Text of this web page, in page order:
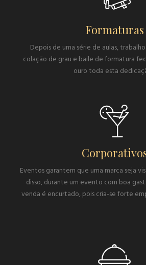
Formaturas
Depois de uma série de aulas,
colação de grau e baile de formatura
ouro toda esta
Eventos garantem que uma marca seja
disso, durante um evento com boa
venda é encurtado, pois cria-se forte